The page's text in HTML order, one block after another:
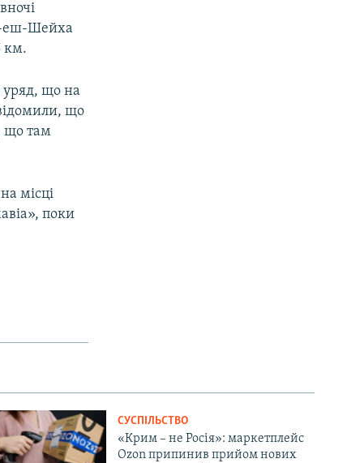
еш-Шейха
км.
уряд, що на
що
що там
місці
поки
СУСПІЛЬСТВО
«Крим – не Росія»: маркетплейс
Ozon припинив прийом нових